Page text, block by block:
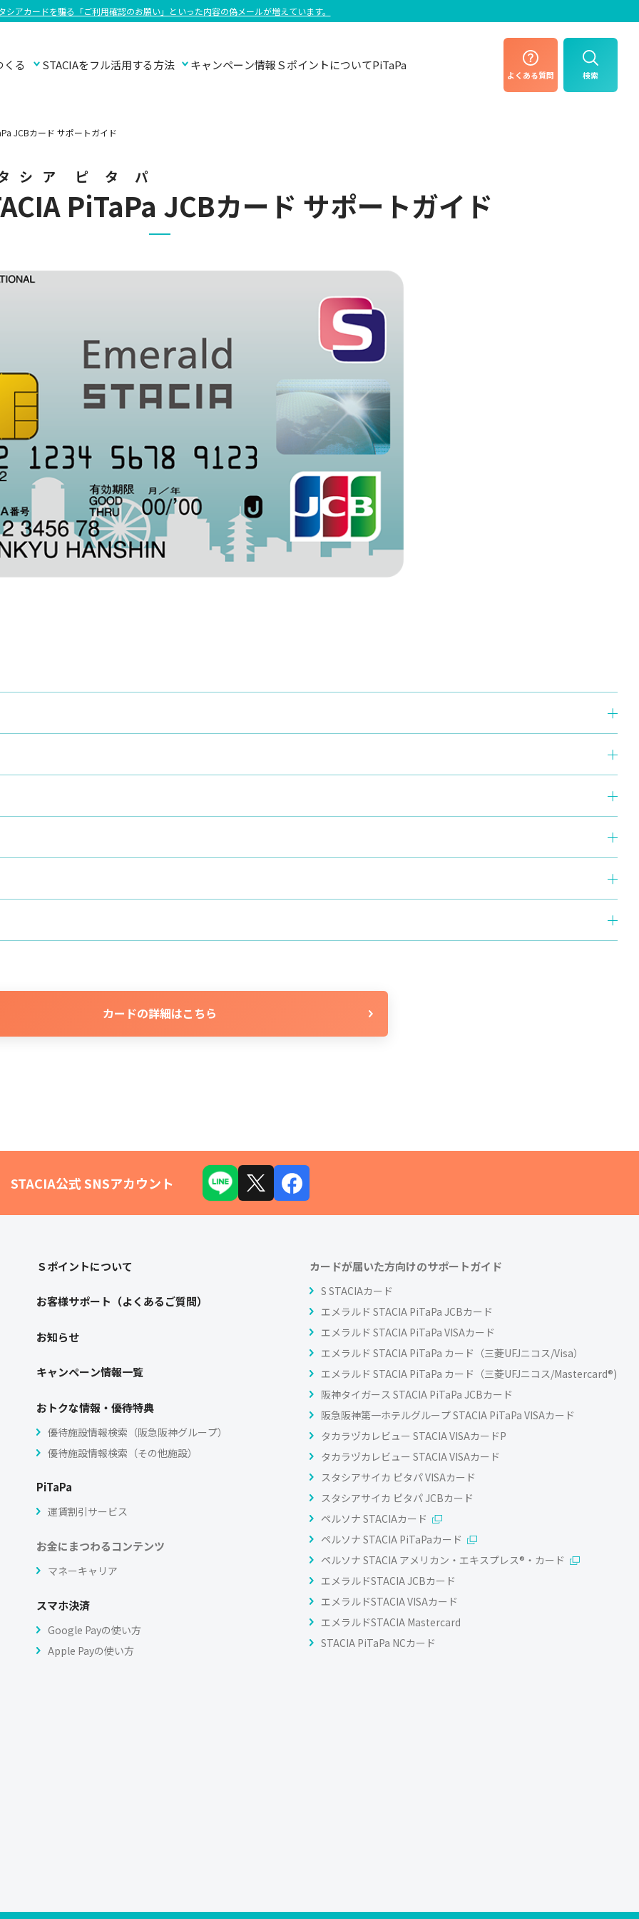
シアカードを騙る「ご利⽤確認のお願い」といった内容の偽メールが増えています。
くる STACIAをフル活用する方法 キャンペーン情報ＳポイントについてPiTaPa
よくある質問 検索
JCBカード サポートガイド
シア
PiTaPa
ピタパ
JCBカード サポートガイド
カードの詳細はこちら
STACIA公式 SNSアカウント
Ｓポイントについて
お客様サポート（よくあるご質問）
お知らせ
キャンペーン情報一覧
おトクな情報・優待特典
優待施設情報検索（阪急阪神グループ）
優待施設情報検索（その他施設）
PiTaPa
運賃割引サービス
お金にまつわるコンテンツ
マネーキャリア
スマホ決済
Google Payの使い方
Apple Payの使い方
カードが届いた方向けのサポートガイド
S STACIAカード
エメラルド STACIA PiTaPa JCBカード
エメラルド STACIA PiTaPa VISAカード
エメラルド STACIA PiTaPa カード（三菱UFJニコス/Visa）
エメラルド STACIA PiTaPa カード（三菱UFJニコス/Mastercard®)
阪神タイガース STACIA PiTaPa JCBカード
阪急阪神第一ホテルグループ STACIA PiTaPa VISAカード
タカラヅカレビュー STACIA VISAカードP
タカラヅカレビュー STACIA VISAカード
スタシアサイカ ピタパ VISAカード
スタシアサイカ ピタパ JCBカード
ペルソナ STACIAカード
ペルソナ STACIA PiTaPaカード
ペルソナ STACIA アメリカン・エキスプレス®・カード
エメラルドSTACIA JCBカード
エメラルドSTACIA VISAカード
エメラルドSTACIA Mastercard
STACIA PiTaPa NCカード